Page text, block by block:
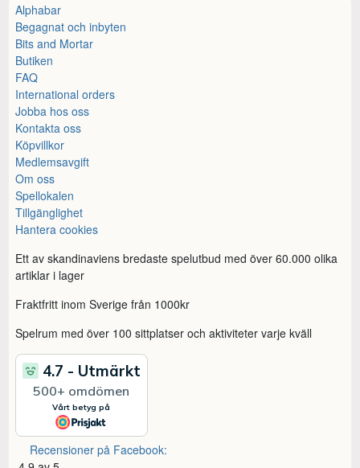
Alphabar
Begagnat och inbyten
Bits and Mortar
Butiken
FAQ
International orders
Jobba hos oss
Kontakta oss
Köpvillkor
Medlemsavgift
Om oss
Spellokalen
Tillgänglighet
Hantera cookies
Ett av skandinaviens bredaste spelutbud med över 60.000 olika
artiklar i lager
Fraktfritt inom Sverige från 1000kr
Spelrum med över 100 sittplatser och aktiviteter varje kväll
Recensioner på Facebook: